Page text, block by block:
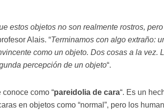
estos objetos no son realmente rostros,
Alais. “Terminamos con algo extraño:
como un objeto. Dos cosas a la vez.
percepción de un objeto“.
conoce como “pareidolia de cara“. Es un
en objetos como “normal”, pero los